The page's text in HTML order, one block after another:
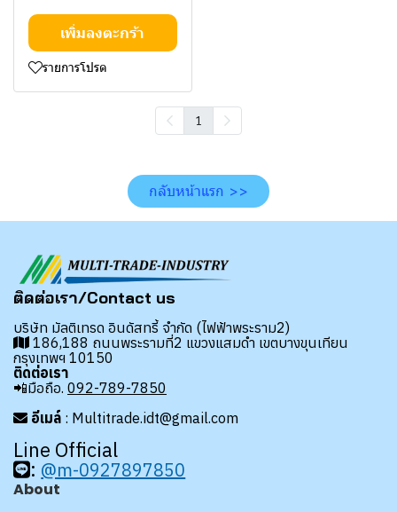
เพิ่มลงตะกร้า
รายการโปรด
1
กลับหน้าแรก >>
ติดต่อเรา/Contact us
บริษัท มัลติเทรด อินดัสทรี้ จำกัด (ไฟฟ้าพระราม2)
186,188 ถนนพระรามที่2 แขวงแสมดำ เขตบางขุนเทียน
กรุงเทพฯ 10150
ติดต่อเรา
📲มือถือ. 092-789-7850
อีเมล์ : Multitrade.idt@gmail.com
Line Official
: @m-0927897850
About